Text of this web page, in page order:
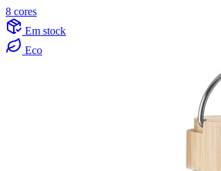
8 cores
Em stock
Eco